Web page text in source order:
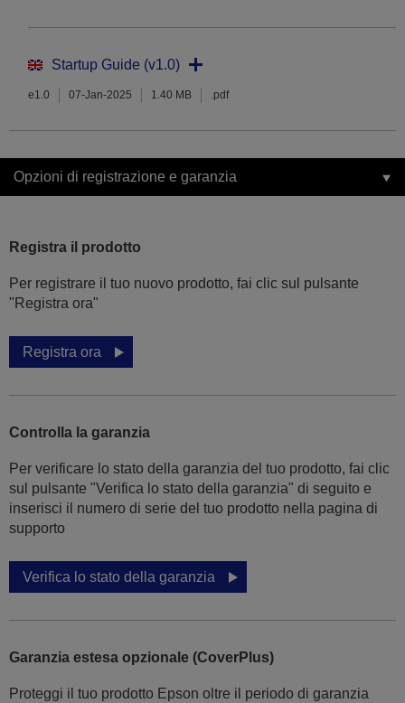
Startup Guide (v1.0)
e1.0 07-Jan-2025 1.40 MB .pdf
Opzioni di registrazione e garanzia
Registra il prodotto
Per registrare il tuo nuovo prodotto, fai clic sul pulsante
"Registra ora"
Registra ora
Controlla la garanzia
Per verificare lo stato della garanzia del tuo prodotto, fai clic
sul pulsante "Verifica lo stato della garanzia" di seguito e
inserisci il numero di serie del tuo prodotto nella pagina di
supporto
Verifica lo stato della garanzia
Garanzia estesa opzionale (CoverPlus)
Proteggi il tuo prodotto Epson oltre il periodo di garanzia